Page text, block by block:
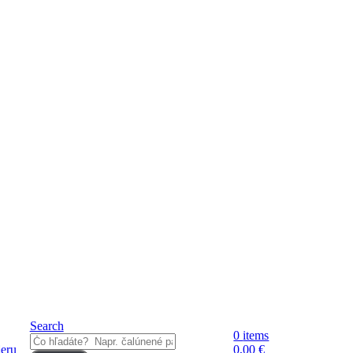
Search
0items
0,00€